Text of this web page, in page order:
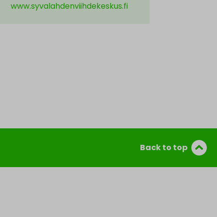
www.syvalahdenviihdekeskus.fi
Back to top